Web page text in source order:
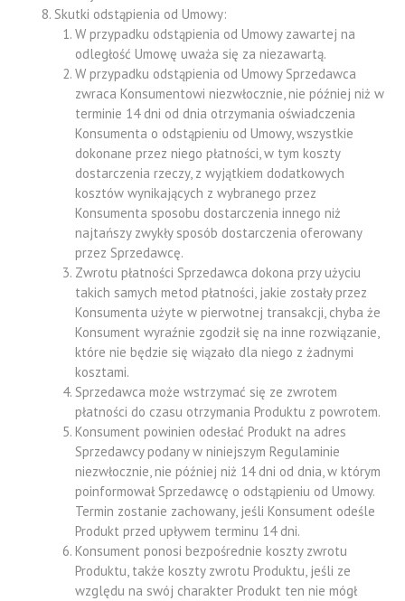
Skutki odstąpienia od Umowy:
W przypadku odstąpienia od Umowy zawartej na
odległość Umowę uważa się za niezawartą.
W przypadku odstąpienia od Umowy Sprzedawca
zwraca Konsumentowi niezwłocznie, nie później niż w
terminie 14 dni od dnia otrzymania oświadczenia
Konsumenta o odstąpieniu od Umowy, wszystkie
dokonane przez niego płatności, w tym koszty
dostarczenia rzeczy, z wyjątkiem dodatkowych
kosztów wynikających z wybranego przez
Konsumenta sposobu dostarczenia innego niż
najtańszy zwykły sposób dostarczenia oferowany
przez Sprzedawcę.
Zwrotu płatności Sprzedawca dokona przy użyciu
takich samych metod płatności, jakie zostały przez
Konsumenta użyte w pierwotnej transakcji, chyba że
Konsument wyraźnie zgodził się na inne rozwiązanie,
które nie będzie się wiązało dla niego z żadnymi
kosztami.
Sprzedawca może wstrzymać się ze zwrotem
płatności do czasu otrzymania Produktu z powrotem.
Konsument powinien odesłać Produkt na adres
Sprzedawcy podany w niniejszym Regulaminie
niezwłocznie, nie później niż 14 dni od dnia, w którym
poinformował Sprzedawcę o odstąpieniu od Umowy.
Termin zostanie zachowany, jeśli Konsument odeśle
Produkt przed upływem terminu 14 dni.
Konsument ponosi bezpośrednie koszty zwrotu
Produktu, także koszty zwrotu Produktu, jeśli ze
względu na swój charakter Produkt ten nie mógł